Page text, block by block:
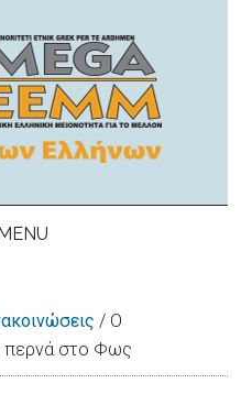
/ Ο
περνά στο Φως